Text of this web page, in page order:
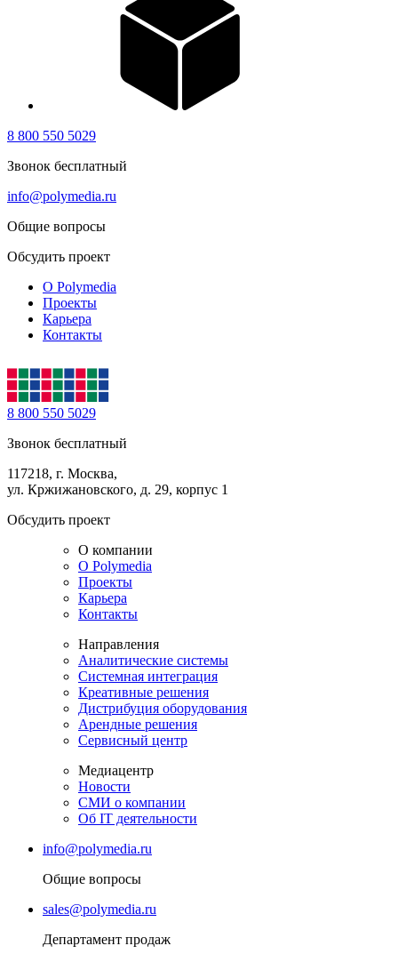
8 800 550 5029
Звонок бесплатный
info@polymedia.ru
Общие вопросы
Обсудить проект
О Polymedia
Проекты
Карьера
Контакты
8 800 550 5029
Звонок бесплатный
117218, г. Москва,
ул. Кржижановского, д. 29, корпус 1
Обсудить проект
О компании
О Polymedia
Проекты
Карьера
Контакты
Направления
Аналитические системы
Системная интеграция
Креативные решения
Дистрибуция оборудования
Арендные решения
Сервисный центр
Медиацентр
Новости
СМИ о компании
Об IT деятельности
info@polymedia.ru
Общие вопросы
sales@polymedia.ru
Департамент продаж